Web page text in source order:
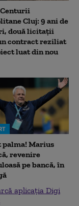
Centurii
Cluj: 9 ani de
două licitații
contract reziliat
luat din nou
palma! Marius
revenire
pe bancă, în
aplicația Digi